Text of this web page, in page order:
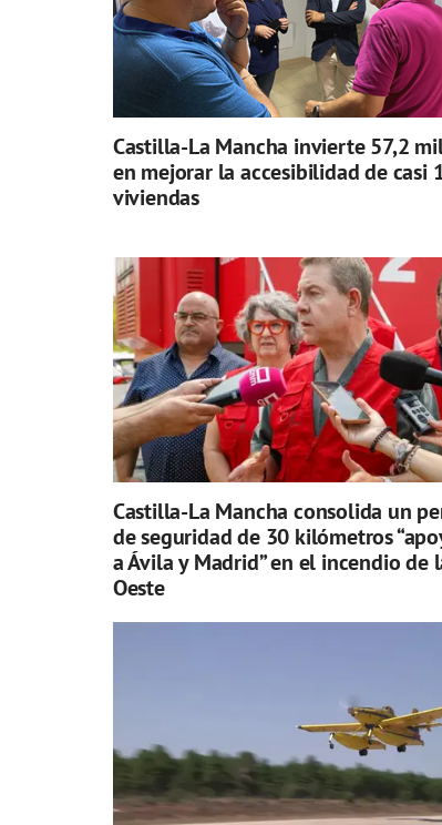
Castilla-La Mancha invierte 57,2
en mejorar la accesibilidad de casi
viviendas
Castilla-La Mancha consolida un
de seguridad de 30 kilómetros
a Ávila y Madrid” en el incendio de
Oeste